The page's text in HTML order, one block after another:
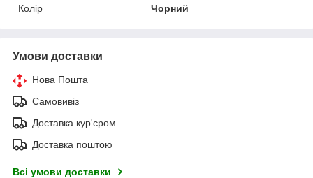
Колір
Чорний
Умови доставки
Нова Пошта
Самовивіз
Доставка кур'єром
Доставка поштою
Всі умови доставки